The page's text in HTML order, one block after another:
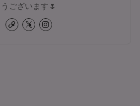
うございます🌷